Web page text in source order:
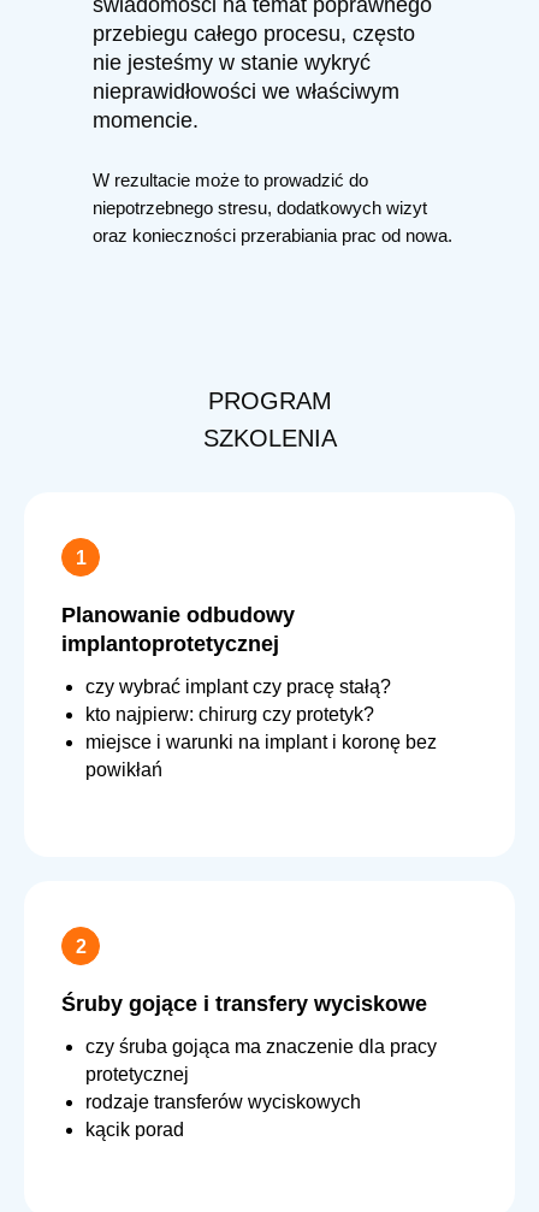
W rezultacie może to prowadzić do
niepotrzebnego stresu, dodatkowych wizyt
oraz konieczności przerabiania prac od nowa.
świadomości na temat poprawnego
przebiegu całego procesu, często
nie jesteśmy w stanie wykryć
nieprawidłowości we właściwym
momencie.
PROGRAM
SZKOLENIA
Planowanie odbudowy
implantoprotetycznej
czy wybrać implant czy pracę stałą?
kto najpierw: chirurg czy protetyk?
miejsce i warunki na implant i koronę bez
powikłań
Śruby gojące i transfery wyciskowe
czy śruba gojąca ma znaczenie dla pracy
protetycznej
rodzaje transferów wyciskowych
kącik porad